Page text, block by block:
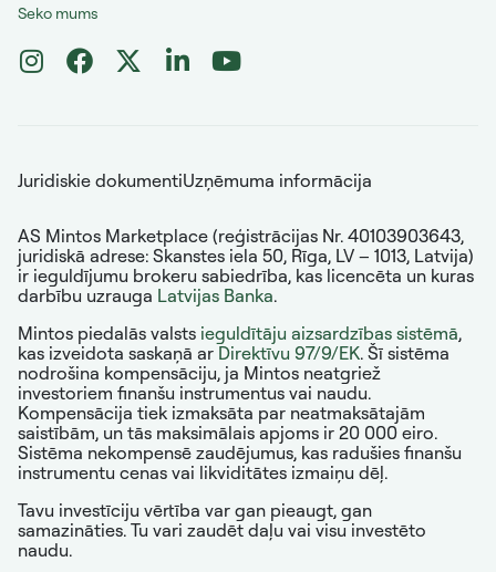
Seko mums
Juridiskie dokumentiUzņēmuma informācija
AS Mintos Marketplace (reģistrācijas Nr. 40103903643,
juridiskā adrese: Skanstes iela 50, Rīga, LV – 1013, Latvija)
ir ieguldījumu brokeru sabiedrība, kas licencēta un kuras
darbību uzrauga Latvijas Banka.
Mintos piedalās valsts ieguldītāju aizsardzības sistēmā,
kas izveidota saskaņā ar Direktīvu 97/9/EK. Šī sistēma
nodrošina kompensāciju, ja Mintos neatgriež
investoriem finanšu instrumentus vai naudu.
Kompensācija tiek izmaksāta par neatmaksātajām
saistībām, un tās maksimālais apjoms ir 20 000 eiro.
Sistēma nekompensē zaudējumus, kas radušies finanšu
instrumentu cenas vai likviditātes izmaiņu dēļ.
Tavu investīciju vērtība var gan pieaugt, gan
samazināties. Tu vari zaudēt daļu vai visu investēto
naudu.